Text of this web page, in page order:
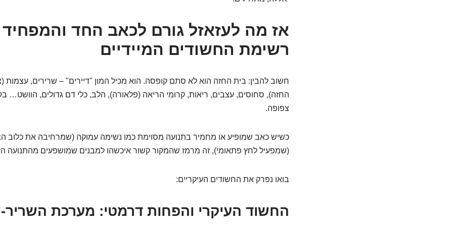
אז מה לעזאזל גורם לכאב החד
רשימת החשודים המיידיים
חשוב להבין: בית החזה הוא לא סתם קופסה. הוא מכיל המון "דיירים" – שרירים, עצמות
החזה), סחוסים, עצבים, ריאות, קרומי הריאה (פלאורה), הלב, כלי דם גדולים, הוושט…
צפופה.
כשיש כאב שמופיע או מחמיר בתנועה מסוימת כמו נשימה עמוקה (שמרחיבה את כלוב
(שמפעיל לחץ פתאומי), זה מרמז שהמקור קשור איכשהו למבנים שמושפעים מהתנועה
בואו נפרק את החשודים העיקריים:
החשוד העיקרי והפחות דרמטי: מערכת